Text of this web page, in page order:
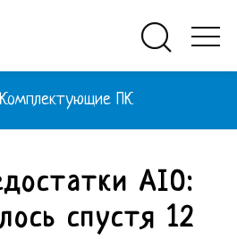
Комплектующие ПК
AIO:
спустя 12